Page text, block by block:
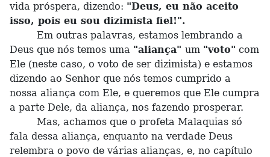
vida próspera, dizendo: "Deus, eu não aceito
isso, pois eu sou dizimista fiel!".
Em outras palavras, estamos lembrando a
Deus que nós temos uma "aliança" um "voto" com
Ele (neste caso, o voto de ser dizimista) e estamos
dizendo ao Senhor que nós temos cumprido a
nossa aliança com Ele, e queremos que Ele cumpra
a parte Dele, da aliança, nos fazendo prosperar.
Mas, achamos que o profeta Malaquias só
fala dessa aliança, enquanto na verdade Deus
relembra o povo de várias alianças, e, no capítulo